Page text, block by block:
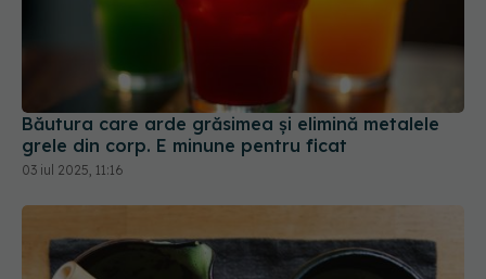
Băutura care arde grăsimea și elimină metalele
grele din corp. E minune pentru ficat
03 iul 2025, 11:16